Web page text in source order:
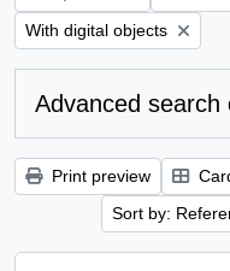
Remove filter:
With digital objects
Advanced search
Print preview
Sort by: